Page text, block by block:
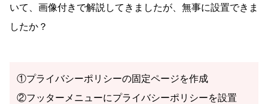
いて、画像付きで解説してきましたが、無事に設置できま
したか？
①プライバシーポリシーの固定ページを作成
②フッターメニューにプライバシーポリシーを設置